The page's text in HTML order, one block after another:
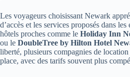
Les voyageurs choisissant Newark
d’accès et les services proposés dans
hôtels proches comme le Holiday Inn
ou le DoubleTree by Hilton Hotel
liberté, plusieurs compagnies de
place, avec des tarifs souvent plus